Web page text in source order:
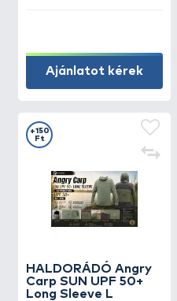
Ajánlatot kérek
HALDORÁDÓ Angry
Carp SUN UPF 50+
Long Sleeve L
+150
Ft